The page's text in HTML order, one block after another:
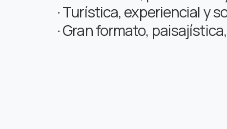
· Turística, experiencial y
· Gran formato,